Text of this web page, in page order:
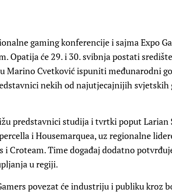
gaming konferencije i sajma Expo
Opatija će 29. i 30. svibnja postati
Marino Cvetković ispuniti međunarodni
nekih od najutjecajnijih svjetskih
predstavnici studija i tvrtki poput Larian
i Housemarquea, uz regionalne
i Croteam. Time događaj dodatno
u regiji.
povezat će industriju i publiku kroz